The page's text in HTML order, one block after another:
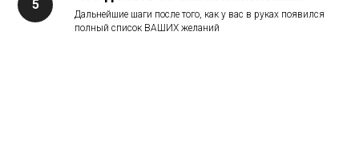
Дальнейшие шаги после того, как у вас в руках появился
полный список ВАШИХ желаний